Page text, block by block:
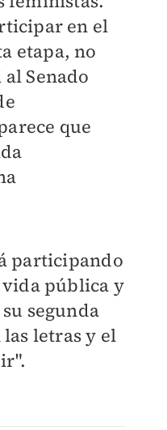
en el
etapa, no
Senado
que
participando
pública y
segunda
letras y el